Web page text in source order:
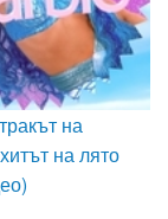
на
на лято